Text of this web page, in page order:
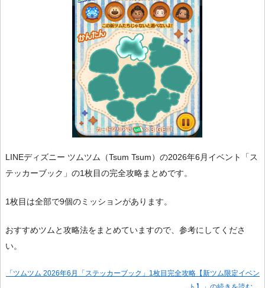
LINEディズニー ツムツム（Tsum Tsum）の2026年6月イベント「ス
テッカーブック」の1枚目の完全攻略まとめです。
1枚目は全部で9個のミッションがあります。
おすすめツムと攻略法をまとめていますので、参考にしてくださ
い。
「ツムツム 2026年6月「ステッカーブック」1枚目完全攻略【新ツム限定イベン